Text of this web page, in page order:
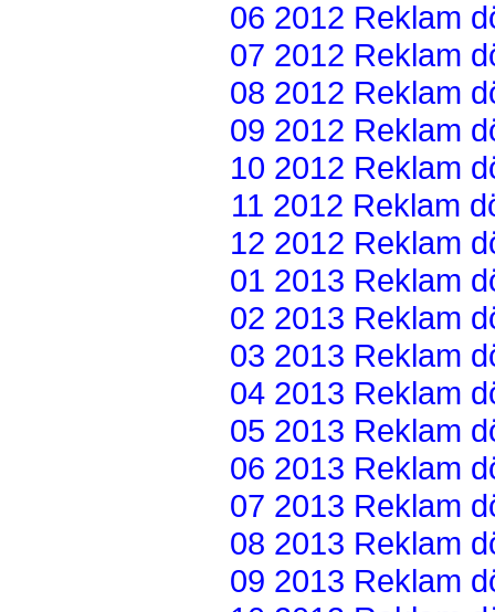
06 2012 Reklam
07 2012 Reklam
08 2012 Reklam
09 2012 Reklam
10 2012 Reklam
11 2012 Reklam
12 2012 Reklam
01 2013 Reklam
02 2013 Reklam
03 2013 Reklam
04 2013 Reklam
05 2013 Reklam
06 2013 Reklam
07 2013 Reklam
08 2013 Reklam
09 2013 Reklam